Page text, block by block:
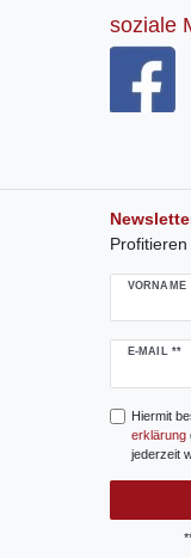
soziale
VORNAME
E-MAIL **
Newsletter
Hiermit
erklärung
jederzeit